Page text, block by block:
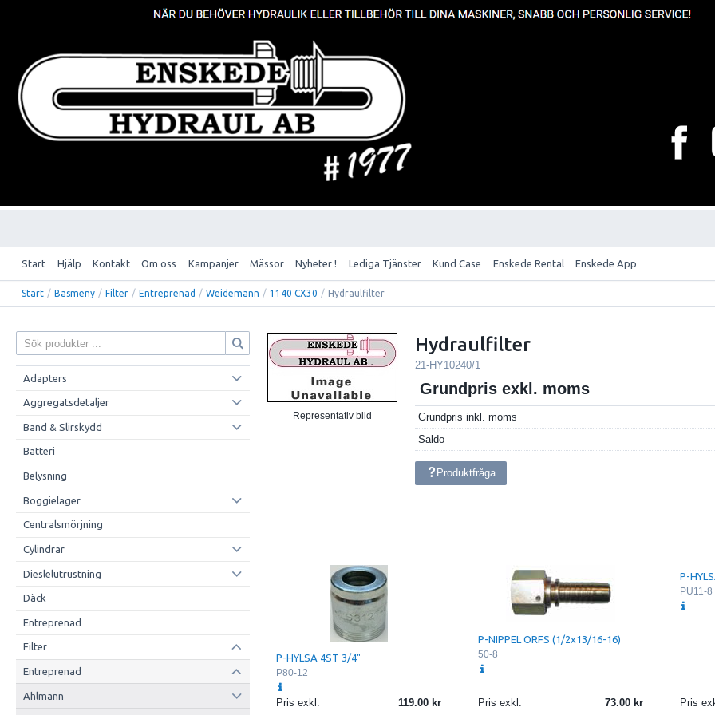
Start Hjälp Kontakt Om oss Kampanjer Mässor Nyheter ! Lediga Tjänster Kund Case Enskede Rental Enskede App
Start / Basmeny / Filter / Entreprenad / Weidemann / 1140 CX30 / Hydraulfilter
Adapters
Aggregatsdetaljer
Band & Slirskydd
Batteri
Belysning
Boggielager
Centralsmörjning
Cylindrar
Dieslelutrustning
Däck
Entreprenad
Filter
Entreprenad
Ahlmann
Representativ bild
Hydraulfilter
21-HY10240/1
Grundpris exkl. moms
Grundpris inkl. moms
Saldo
Produktfråga
P-HYLSA 4ST 3/4"
P80-12
Pris exkl. 119.00
P-NIPPEL ORFS (1/2x13/16-16)
50-8
Pris exkl. 73.00
P-
PU11-8
Pris